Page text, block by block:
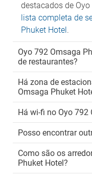
destacados de
lista completa de
Phuket Hotel.
Oyo 792 Omsaga
de restaurantes?
Há zona de
Omsaga Phuket
Há wi-fi no Oyo 792
Posso encontrar
Como são os
Phuket Hotel?